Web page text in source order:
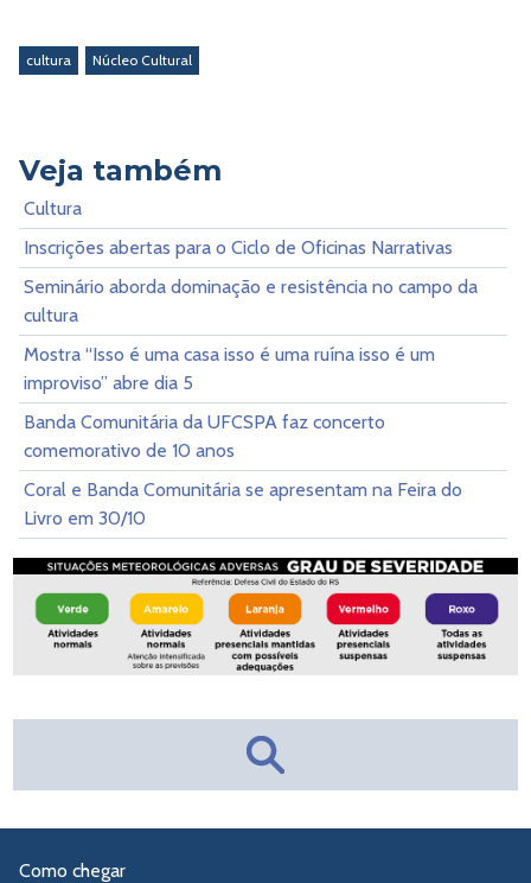
cultura Núcleo Cultural
Veja também
Cultura
Inscrições abertas para o Ciclo de Oficinas Narrativas
Seminário aborda dominação e resistência no campo da
cultura
Mostra “Isso é uma casa isso é uma ruína isso é um
improviso” abre dia 5
Banda Comunitária da UFCSPA faz concerto
comemorativo de 10 anos
Coral e Banda Comunitária se apresentam na Feira do
Livro em 30/10
Como chegar